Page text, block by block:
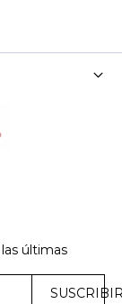
últimas